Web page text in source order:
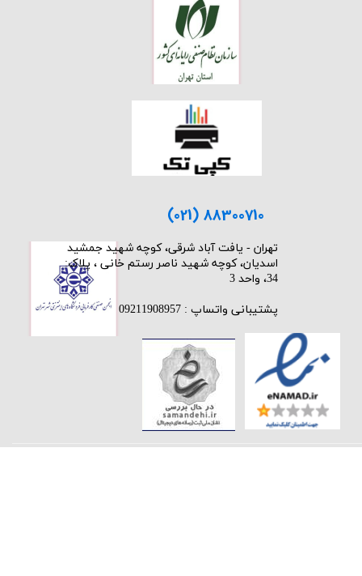
(021) 88300710
​تهران - یافت آباد شرقی، کوچه شهید جمشید
اسدیان، کوچه شهید ناصر رستم خانی ، پلاک:
34، واحد 3
پشتیبانی واتساپ : 09211908957